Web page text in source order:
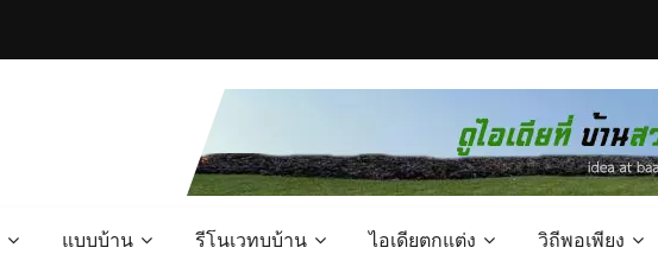
แบบบ้าน รีโนเวทบบ้าน ไอเดียตกแต่ง วิถีพอเพียง